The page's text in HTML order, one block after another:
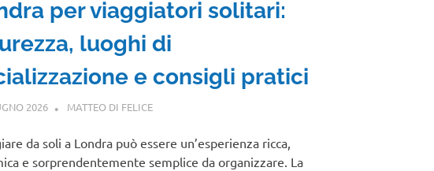
per viaggiatori solitari:
luoghi di
e consigli pratici
2026 MATTEO DI FELICE
da soli a Londra può essere un’esperienza ricca,
e sorprendentemente semplice da organizzare. La